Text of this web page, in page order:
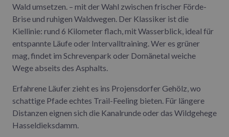
Wald umsetzen. – mit der Wahl zwischen frischer Förde-
Brise und ruhigen Waldwegen. Der Klassiker ist die
Kiellinie: rund 6 Kilometer flach, mit Wasserblick, ideal für
entspannte Läufe oder Intervalltraining. Wer es grüner
mag, findet im Schrevenpark oder Domänetal weiche
Wege abseits des Asphalts.
Erfahrene Läufer zieht es ins Projensdorfer Gehölz, wo
schattige Pfade echtes Trail-Feeling bieten. Für längere
Distanzen eignen sich die Kanalrunde oder das Wildgehege
Hasseldieksdamm.